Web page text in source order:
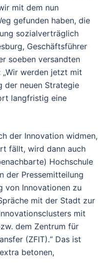
mit dem nun
gefunden haben, die
sozialverträglich
Geschäftsführer
soeben versandten
werden jetzt mit
der neuen Strategie
langfristig eine
der Innovation widmen,
fällt, wird dann auch
Hochschule
der Pressemitteilung
von Innovationen zu
mit der Stadt zur
mit
dem Zentrum für
(ZFIT).“ Das ist
betonen,